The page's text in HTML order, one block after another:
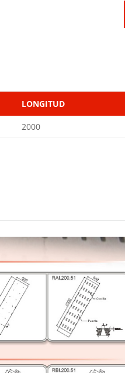
LONGITUD
2000